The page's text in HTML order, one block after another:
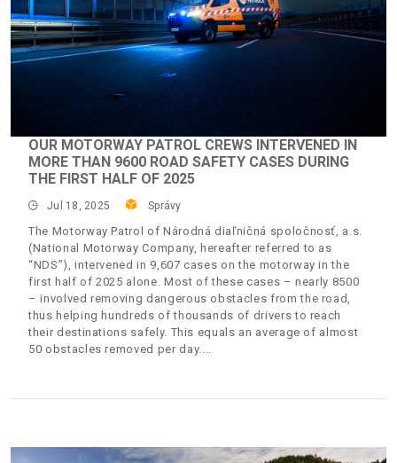
OUR MOTORWAY PATROL CREWS INTERVENED IN
MORE THAN 9600 ROAD SAFETY CASES DURING
THE FIRST HALF OF 2025
Jul 18, 2025 Správy
The Motorway Patrol of Národná diaľničná spoločnosť, a.s.
(National Motorway Company, hereafter referred to as
“NDS”), intervened in 9,607 cases on the motorway in the
first half of 2025 alone. Most of these cases – nearly 8500
– involved removing dangerous obstacles from the road,
thus helping hundreds of thousands of drivers to reach
their destinations safely. This equals an average of almost
50 obstacles removed per day.